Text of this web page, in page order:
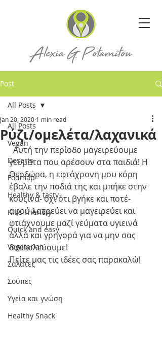
Post
All Posts
Vegan
Deserts
Fodmap
Healthy & tasty
Kids Friendly
Quick and easy
Vegetarian
Σαλάτες
Σούπες
Υγεία και γνώση
Healthy Snack
All Posts
Ρύζι/ομελέτα/λαχανικά
Jan 20, 2020 1 min read
γεύματα που αρέσουν στα παιδιά! Η
Θεοδώρα, η εφτάχρονη μου κόρη
έβαλε την ποδιά της και μπήκε στην
κουζίνα- όχι ότι βγήκε και ποτέ-
αφού λατρεύει να μαγειρεύει και
φτιάχνουμε μαζί γεύματα υγιεινά
αλλά και γρηγορά για να μην σας
δυσκολεύουμε!
Πείτε μας τις ιδέες σας παρακαλώ!